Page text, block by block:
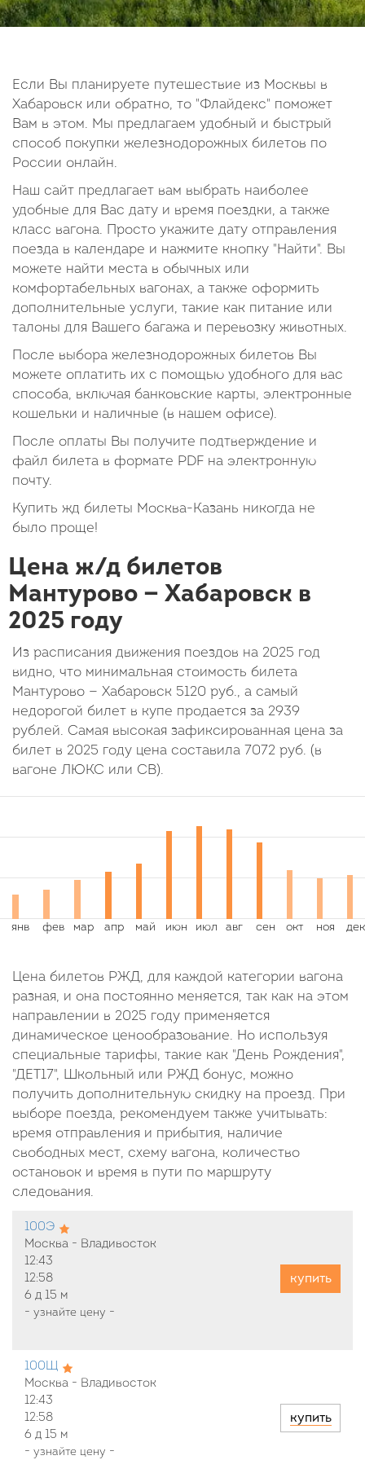
Если Вы планируете путешествие из Москвы в
Хабаровск или обратно, то "Флайдекс" поможет
Вам в этом. Мы предлагаем удобный и быстрый
способ покупки железнодорожных билетов по
России онлайн.
Наш сайт предлагает вам выбрать наиболее
удобные для Вас дату и время поездки, а также
класс вагона. Просто укажите дату отправления
поезда в календаре и нажмите кнопку "Найти". Вы
можете найти места в обычных или
комфортабельных вагонах, а также оформить
дополнительные услуги, такие как питание или
талоны для Вашего багажа и перевозку животных.
После выбора железнодорожных билетов Вы
можете оплатить их с помощью удобного для вас
способа, включая банковские карты, электронные
кошельки и наличные (в нашем офисе).
После оплаты Вы получите подтверждение и
файл билета в формате PDF на электронную
почту.
Купить жд билеты Москва-Казань никогда не
было проще!
Цена ж/д билетов
Мантурово — Хабаровск в
2025 году
Из расписания движения поездов на 2025 год
видно, что минимальная стоимость билета
Мантурово — Хабаровск 5120 руб., а самый
недорогой билет в купе продается за 2939
рублей. Самая высокая зафиксированная цена за
билет в 2025 году цена составила 7072 руб. (в
вагоне ЛЮКС или СВ).
Цена билетов РЖД, для каждой категории вагона
разная, и она постоянно меняется, так как на этом
направлении в 2025 году применяется
динамическое ценообразование. Но используя
специальные тарифы, такие как "День Рождения",
"ДЕТ17", Школьный или РЖД бонус, можно
получить дополнительную скидку на проезд. При
выборе поезда, рекомендуем также учитывать:
время отправления и прибытия, наличие
свободных мест, схему вагона, количество
остановок и время в пути по маршруту
следования.
100Э
Москва - Владивосток
12:43
12:58
6 д 15 м
- узнайте цену -
купить
100Щ
Москва - Владивосток
12:43
12:58
6 д 15 м
- узнайте цену -
купить
14
15 16 17 18 19
20
Октябрь 2026
5
6 7 8 9 10
11
12
13 14 15 16 17
18
19
20 21 22 23
31